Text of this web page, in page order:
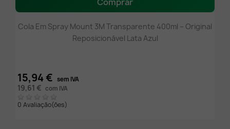
Cola Em Spray Mount 3M Transparente 400ml – Original
Reposicionável Lata Azul
15,94 € sem IVA
19,61 € com IVA
0 Avaliação(ões)